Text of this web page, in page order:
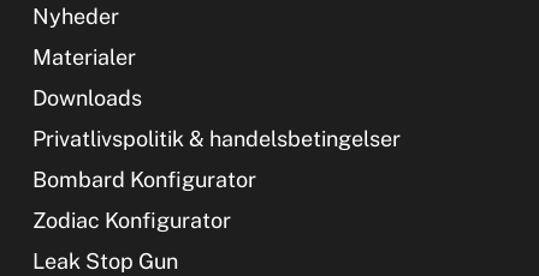
Nyheder
Materialer
Downloads
Privatlivspolitik & handelsbetingelser
Bombard Konfigurator
Zodiac Konfigurator
Leak Stop Gun